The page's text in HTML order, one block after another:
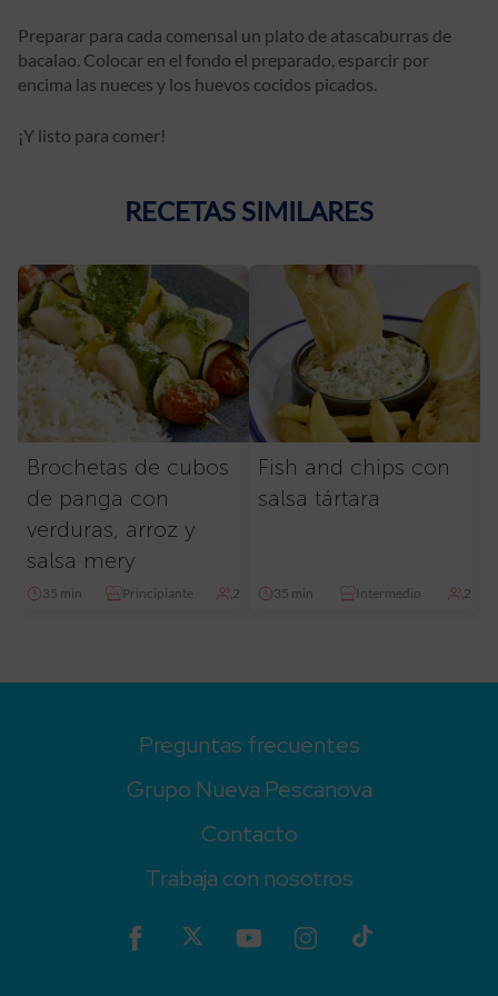
Preparar para cada comensal un plato de atascaburras de
bacalao. Colocar en el fondo el preparado, esparcir por
encima las nueces y los huevos cocidos picados.
¡Y listo para comer!
RECETAS SIMILARES
Brochetas de cubos
de panga con
verduras, arroz y
salsa mery
35 min Principiante 2
Fish and chips con
salsa tártara
35 min Intermedio 2
Preguntas frecuentes
Grupo Nueva Pescanova
Contacto
Trabaja con nosotros